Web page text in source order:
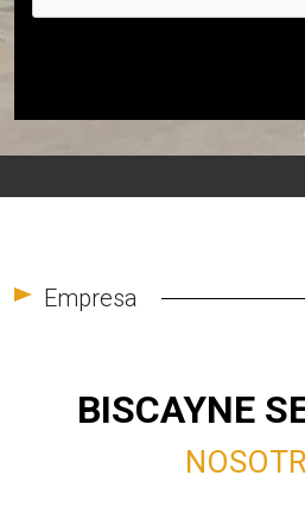
Empresa
BISCAYNE